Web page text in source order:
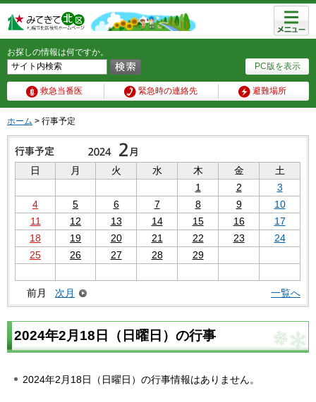
PC版を表示
お探しの情報は何ですか。
救急当番医 緊急時の連絡先 避難場所
メニュ
ー
ホーム > 行事予定
日 月 火 水 木 金
土
1
2
3
4
5 6 7 8 9
10
11
12 13 14 15 16
17
18
19 20 21 22 23
24
25
26 27 28 29
前月 次月 一覧へ
2024年2月18日（日曜日）の行事
2024年2月18日（日曜日）の行事情報はありません。